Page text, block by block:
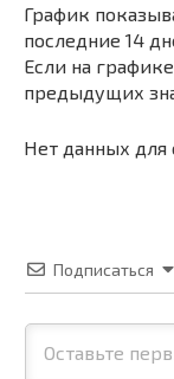
График
последние 14
Если на
предыдущих
Нет данных для
Подписаться